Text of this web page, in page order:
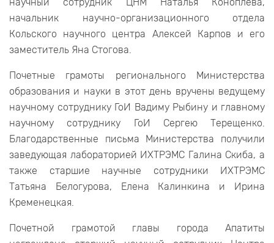
начальник научно-организационного отдела
Кольского научного центра Алексей Карпов и его
заместитель Яна Стогова.
Почетные грамоты регионального Министерства
образования и науки в этот день вручены ведущему
научному сотруднику ГоИ Вадиму Рыбину и главному
научному сотруднику ГоИ Сергею Терещенко.
Благодарственные письма Министерства получили
заведующая лабораторией ИХТРЭМС Галина Скиба, а
также старшие научные сотрудники ИХТРЭМС
Татьяна Белогурова, Елена Калинкина и Ирина
Кременецкая.
Почетной грамотой главы города Апатиты